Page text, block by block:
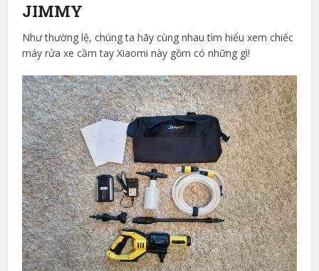
JIMMY
Như thường lệ, chúng ta hãy cùng nhau tìm hiểu xem chiếc
máy rửa xe cầm tay Xiaomi này gồm có những gì!